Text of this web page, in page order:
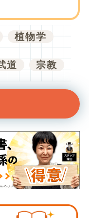
植物学
道 宗教